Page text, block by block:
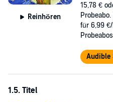
Reinhören
15,78 €
für 6,99
Audible
1.5. Titel